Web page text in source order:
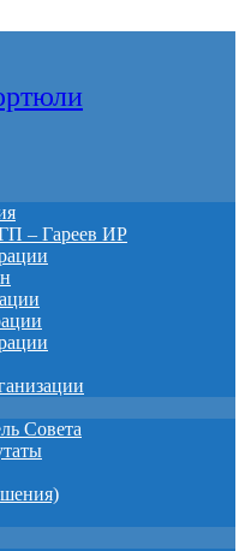
– Гареев ИР
Совета